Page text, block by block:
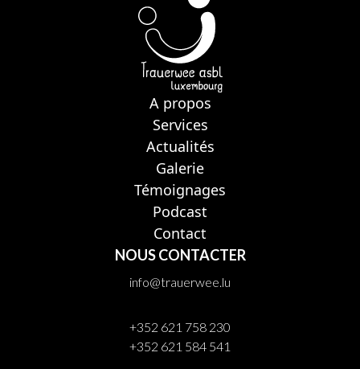
A propos
Services
Actualités
Galerie
Témoignages
Podcast
Contact
NOUS CONTACTER
info@trauerwee.lu
+352 621 758 230
+352 621 584 541